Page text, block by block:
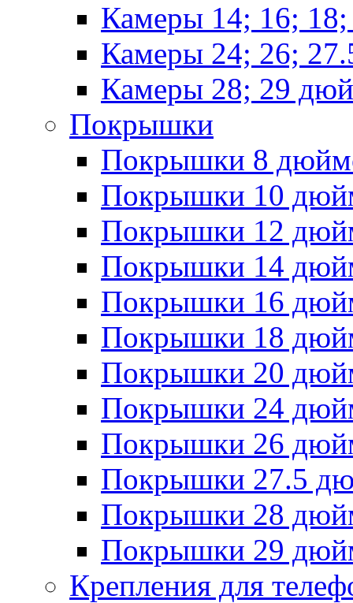
Камеры 14; 16;
Камеры 24; 26;
Камеры 28; 29
Покрышки
Покрышки 8
Покрышки 10
Покрышки 12
Покрышки 14
Покрышки 16
Покрышки 18
Покрышки 20
Покрышки 24
Покрышки 26
Покрышки 27.5
Покрышки 28
Покрышки 29
Крепления для